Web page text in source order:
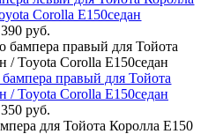
Corolla E150седан
390 руб.
правый для Тойота
/ Toyota Corolla E150седан
350 руб.